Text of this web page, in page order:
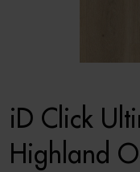
iD Click
Highland